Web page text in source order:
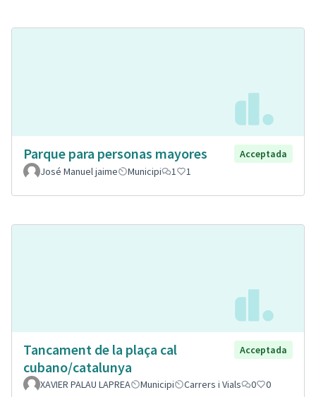
Parque para personas mayores
Acceptada
José Manuel jaime
Municipi 1 1
Tancament de la plaça cal
cubano/catalunya
Acceptada
XAVIER PALAU LAPREA Municipi Carrers i Vials 0 0